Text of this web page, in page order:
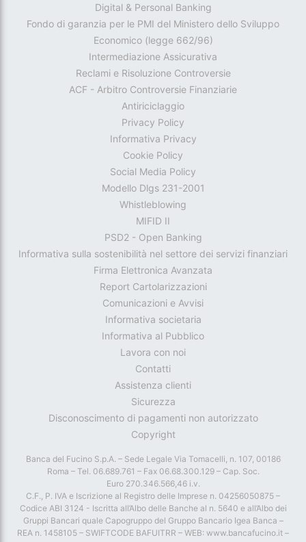
Digital & Personal Banking
Fondo di garanzia per le PMI del Ministero dello Sviluppo
Economico (legge 662/96)
Intermediazione Assicurativa
Reclami e Risoluzione Controversie
ACF - Arbitro Controversie Finanziarie
Antiriciclaggio
Privacy Policy
Informativa Privacy
Cookie Policy
Social Media Policy
Modello Dlgs 231-2001
Whistleblowing
MIFID II
PSD2 - Open Banking
Informativa sulla sostenibilità nel settore dei servizi finanziari
Firma Elettronica Avanzata
Report Cartolarizzazioni
Comunicazioni e Avvisi
Informativa societaria
Informativa al Pubblico
Lavora con noi
Contatti
Assistenza clienti
Sicurezza
Disconoscimento di pagamenti non autorizzato
Copyright
Banca del Fucino S.p.A. – Sede Legale Via Tomacelli, n. 107, 00186
Roma – Tel. 06.689.761 – Fax 06.68.300.129 – Cap. Soc.
Euro 270.346.566,46 i.v.
C.F., P. IVA e Iscrizione al Registro delle Imprese n. 04256050875 –
Codice ABI 3124 - Iscritta all’Albo delle Banche al n. 5640 e all’Albo dei
Gruppi Bancari quale Capogruppo del Gruppo Bancario Igea Banca –
REA n. 1458105 – SWIFTCODE BAFUITRR – WEB: www.bancafucino.it –